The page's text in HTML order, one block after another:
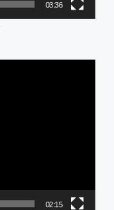
03:36
02:15